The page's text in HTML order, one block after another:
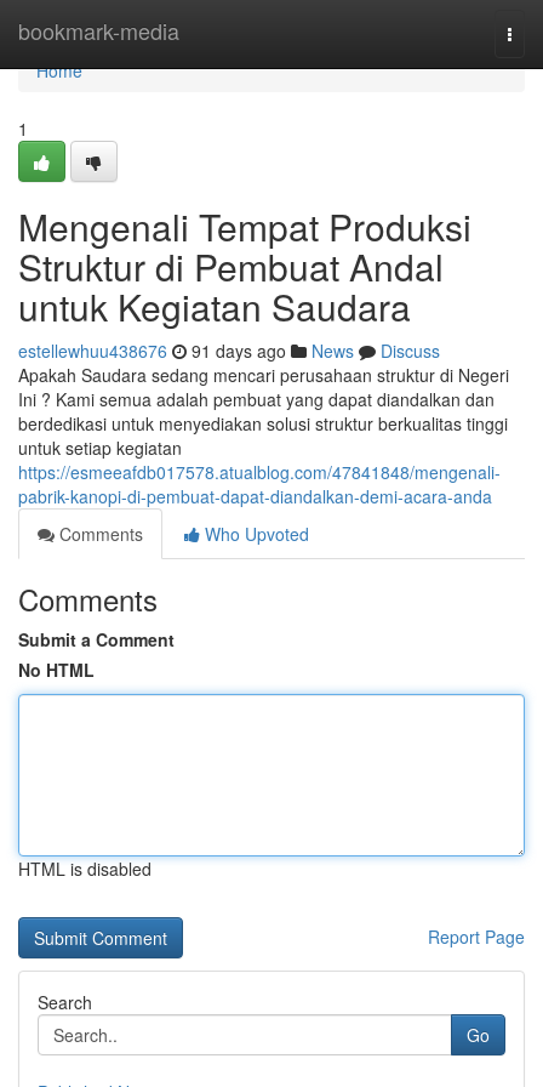
bookmark-media
Home
Home
1
Mengenali Tempat Produksi
Struktur di Pembuat Andal
untuk Kegiatan Saudara
estellewhuu438676 91 days ago News
Discuss
Apakah Saudara sedang mencari perusahaan struktur di Negeri
Ini ? Kami semua adalah pembuat yang dapat diandalkan dan
berdedikasi untuk menyediakan solusi struktur berkualitas tinggi
untuk setiap kegiatan
https://esmeeafdb017578.atualblog.com/47841848/mengenali-
pabrik-kanopi-di-pembuat-dapat-diandalkan-demi-acara-anda
Comments
Who Upvoted
Comments
Submit a Comment
No HTML
HTML is disabled
Report Page
Search
Go